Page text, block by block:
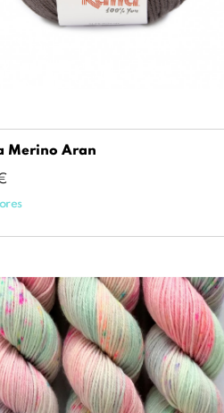
Merino Aran